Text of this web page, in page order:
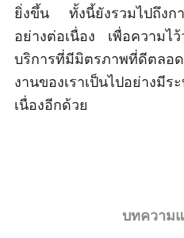
ยิ่งขึ้น ทั้งนี้ยังรวมไปถึงก
อย่างต่อเนื่อง เพื่อความไว้
บริการที่มีมิตรภาพที่ดีตลอ
งานของเราเป็นไปอย่างมี
เนื่องอีกด้วย
บทความ